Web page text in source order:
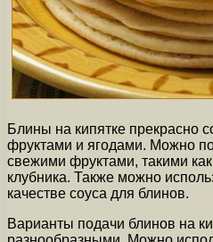
Блины на кипятке прекрасно
фруктами и ягодами. Можно
свежими фруктами, такими
клубника. Также можно
качестве соуса для блинов.
Варианты подачи блинов на